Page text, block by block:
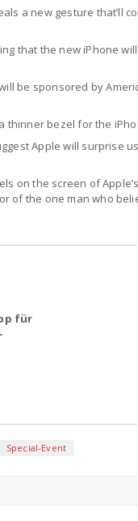
a new gesture that’ll
that the new iPhone
be sponsored by
thinner bezel for the
Apple will surprise
on the screen of
of the one man who
für
Special-Event